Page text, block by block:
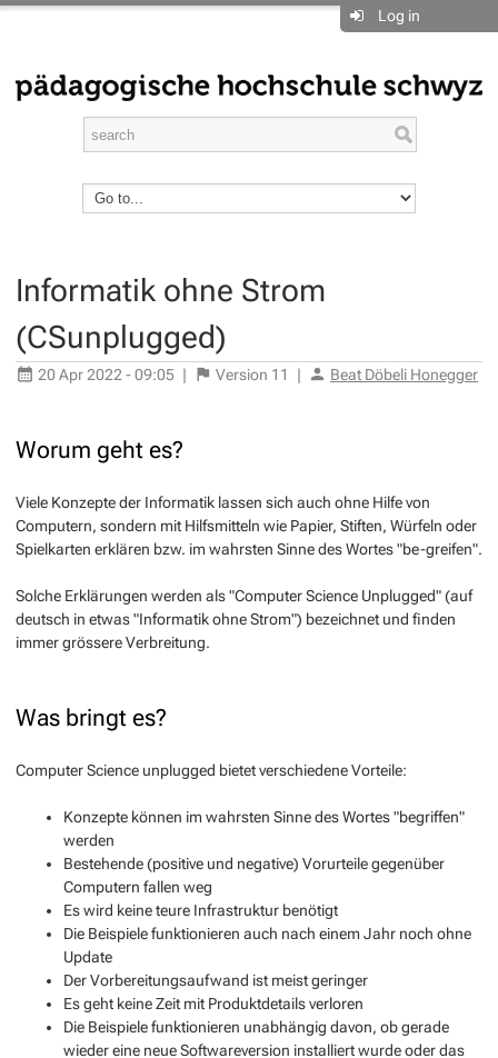
Log in
Informatik ohne Strom
(CSunplugged)
20 Apr 2022 - 09:05 | Version 11 | Beat Döbeli Honegger
Worum geht es?
Viele Konzepte der Informatik lassen sich auch ohne Hilfe von
Computern, sondern mit Hilfsmitteln wie Papier, Stiften, Würfeln oder
Spielkarten erklären bzw. im wahrsten Sinne des Wortes "be-greifen".
Solche Erklärungen werden als "Computer Science Unplugged" (auf
deutsch in etwas "Informatik ohne Strom") bezeichnet und finden
immer grössere Verbreitung.
Was bringt es?
Computer Science unplugged bietet verschiedene Vorteile:
Konzepte können im wahrsten Sinne des Wortes "begriffen"
werden
Bestehende (positive und negative) Vorurteile gegenüber
Computern fallen weg
Es wird keine teure Infrastruktur benötigt
Die Beispiele funktionieren auch nach einem Jahr noch ohne
Update
Der Vorbereitungsaufwand ist meist geringer
Es geht keine Zeit mit Produktdetails verloren
Die Beispiele funktionieren unabhängig davon, ob gerade
wieder eine neue Softwareversion installiert wurde oder das